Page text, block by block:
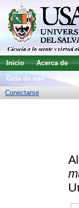
Inicio Acerca de
Guía de uso
Conectarse